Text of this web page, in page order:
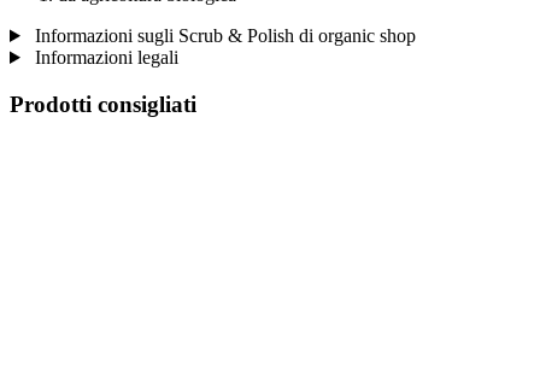
Informazioni sugli Scrub & Polish di organic shop
Informazioni legali
Prodotti consigliati